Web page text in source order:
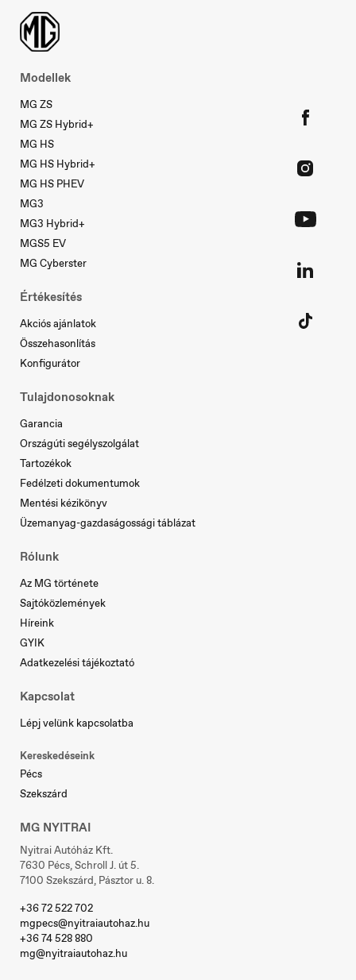
Nederland
Norsk
Österreich
Deutsch
Portugal
Português
Serbia
Srpski
Slovakia
Slovenčina
Slovenia
Sverige
Modellek
MG ZS
MG ZS Hybrid+
MG HS
MG HS Hybrid+
MG HS PHEV
MG3
MG3 Hybrid+
MGS5 EV
MG Cyberster
Értékesítés
Akciós ajánlatok
Összehasonlítás
Konfigurátor
Tulajdonosoknak
Garancia
Országúti segélyszolgálat
Tartozékok
Fedélzeti dokumentumok
Mentési kézikönyv
Üzemanyag-gazdaságossági táblázat
Rólunk
Az MG története
Sajtóközlemények
Híreink
GYIK
Adatkezelési tájékoztató
Kapcsolat
Lépj velünk kapcsolatba
Kereskedéseink
Pécs
Szekszárd
MG NYITRAI
Nyitrai Autóház Kft.
7630 Pécs, Schroll J. út 5.
7100 Szekszárd, Pásztor u. 8.
+36 72 522 702
mgpecs@nyitraiautohaz.hu
+36 74 528 880
mg@nyitraiautohaz.hu